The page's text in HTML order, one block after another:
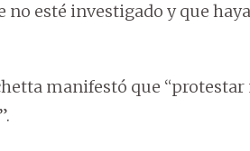
no esté investigado y que
manifestó que